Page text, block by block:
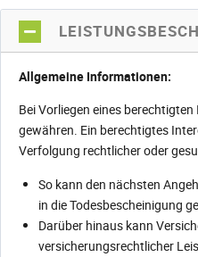
Allgemeine Informationen:
Bei Vorliegen eines
gewähren. Ein berechtigtes
Verfolgung rechtlicher oder
So kann den nächsten
in die Todesbescheinigung
Darüber hinaus kann
versicherungsrechtlicher